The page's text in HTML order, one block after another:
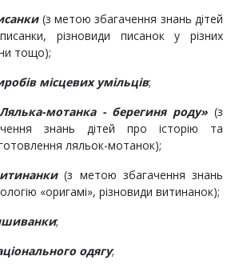
(з метою збагачення знань дітей
різновиди писанок у різних
тощо);
місцевих умільців;
мотанка - берегиня роду» (з
знань дітей про історію та
ляльок-мотанок);
(з метою збагачення знань
«оригамі», різновиди витинанок);
;
одягу;